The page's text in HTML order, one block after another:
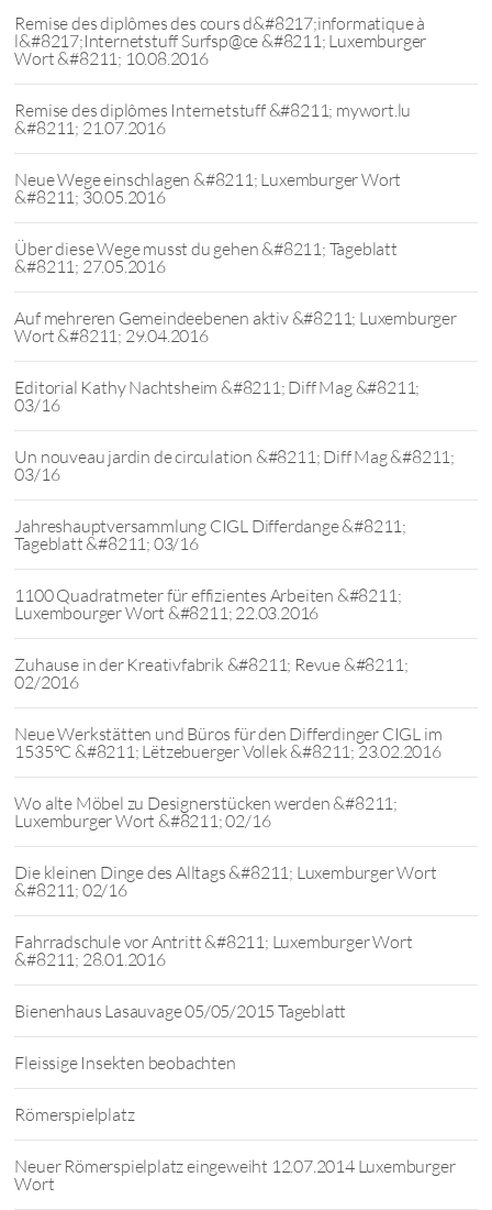
Remise des diplômes des cours d&#8217;informatique à
l&#8217;Internetstuff Surfsp@ce &#8211; Luxemburger
Wort &#8211; 10.08.2016
Remise des diplômes Internetstuff &#8211; mywort.lu
&#8211; 21.07.2016
Neue Wege einschlagen &#8211; Luxemburger Wort
&#8211; 30.05.2016
Über diese Wege musst du gehen &#8211; Tageblatt
&#8211; 27.05.2016
Auf mehreren Gemeindeebenen aktiv &#8211; Luxemburger
Wort &#8211; 29.04.2016
Editorial Kathy Nachtsheim &#8211; Diff Mag &#8211;
03/16
Un nouveau jardin de circulation &#8211; Diff Mag &#8211;
03/16
Jahreshauptversammlung CIGL Differdange &#8211;
Tageblatt &#8211; 03/16
1100 Quadratmeter für effizientes Arbeiten &#8211;
Luxembourger Wort &#8211; 22.03.2016
Zuhause in der Kreativfabrik &#8211; Revue &#8211;
02/2016
Neue Werkstätten und Büros für den Differdinger CIGL im
1535°C &#8211; Lëtzebuerger Vollek &#8211; 23.02.2016
Wo alte Möbel zu Designerstücken werden &#8211;
Luxemburger Wort &#8211; 02/16
Die kleinen Dinge des Alltags &#8211; Luxemburger Wort
&#8211; 02/16
Fahrradschule vor Antritt &#8211; Luxemburger Wort
&#8211; 28.01.2016
Bienenhaus Lasauvage 05/05/2015 Tageblatt
Fleissige Insekten beobachten
Römerspielplatz
Neuer Römerspielplatz eingeweiht 12.07.2014 Luxemburger
Wort